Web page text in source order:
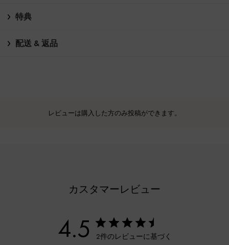
特典
配送 & 返品
レビューは購入した方のみ投稿ができます。
カスタマーレビュー
4.5 2件のレビューに基づく